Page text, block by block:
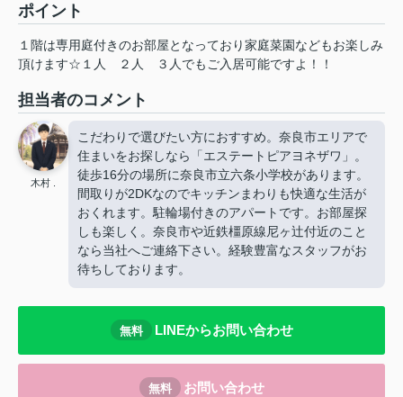
ポイント
１階は専用庭付きのお部屋となっており家庭菜園などもお楽しみ
頂けます☆１人
２人 ３人でもご入居可能ですよ！！
担当者のコメント
木村 .
こだわりで選びたい方におすすめ。奈良市エリアで
住まいをお探しなら「エステートピアヨネザワ」。
徒歩16分の場所に奈良市立六条小学校があります。
間取りが2DKなのでキッチンまわりも快適な生活が
おくれます。駐輪場付きのアパートです。お部屋探
しも楽しく。奈良市や近鉄橿原線尼ヶ辻付近のこと
なら当社へご連絡下さい。経験豊富なスタッフがお
待ちしております。
無料 LINEからお問い合わせ
無料 お問い合わせ